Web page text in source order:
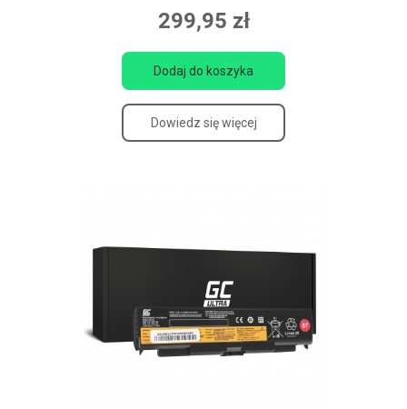
299,95 zł
Dodaj do koszyka
Dowiedz się więcej